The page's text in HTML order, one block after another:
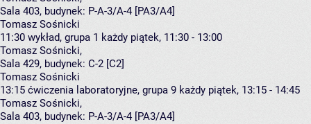
Sala 403, budynek: P-A-3/A-4 [PA3/A4]
Tomasz Sośnicki
11:30 wykład, grupa 1 każdy piątek, 11:30 - 13:00
Tomasz Sośnicki,
Sala 429, budynek: C-2 [C2]
Tomasz Sośnicki
13:15 ćwiczenia laboratoryjne, grupa 9 każdy piątek, 13:15 - 14:45
Tomasz Sośnicki,
Sala 403, budynek: P-A-3/A-4 [PA3/A4]